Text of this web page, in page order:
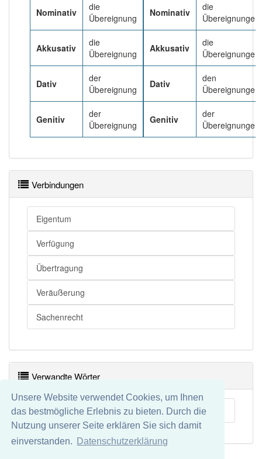
Unsere Website verwendet Cookies, um Ihnen
das bestmögliche Erlebnis zu bieten. Durch die
Nutzung unserer Seite erklären Sie sich damit
einverstanden.
Datenschutzerklärung
Wörter mit Endung-Übereignung
aber mit einem
anderen Artikeldie: 0
85% unserer Spielapp-Nutzer haben den Artikel
Nominativ
die
Übereignung
Akkusativ
die
Übereignung
Dativ
der
Übereignung
Genitiv
der
Übereignung
Nominativ
die
Übereignungen
Akkusativ
die
Übereignungen
Dativ
den
Übereignungen
Genitiv
der
Übereignungen
Verbindungen
Eigentum
Verfügung
Übertragung
Veräußerung
Sachenrecht
Verwandte Wörter
Sicherungsübereignung